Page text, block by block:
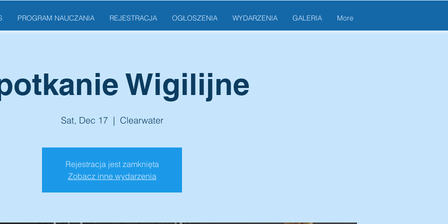
PROGRAM NAUCZANIA REJESTRACJA OGŁOSZENIA WYDARZENIA GALERIA More
Wigilijne
Sat, Dec 17
  |
Clearwater
Rejestracja jest zamknięta
Zobacz inne wydarzenia